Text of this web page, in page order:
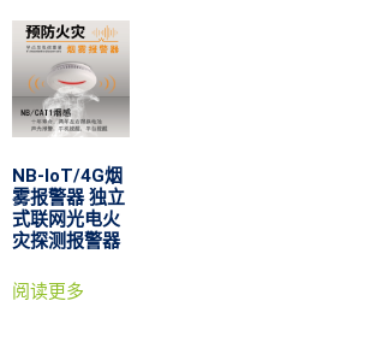
NB-IoT/4G烟
雾报警器 独立
式联网光电火
灾探测报警器
阅读更多